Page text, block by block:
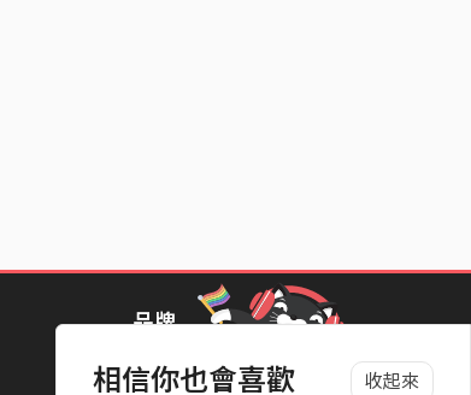
相信你也會喜歡 收起來
品牌
StreetVoice Awards 街聲音樂獎